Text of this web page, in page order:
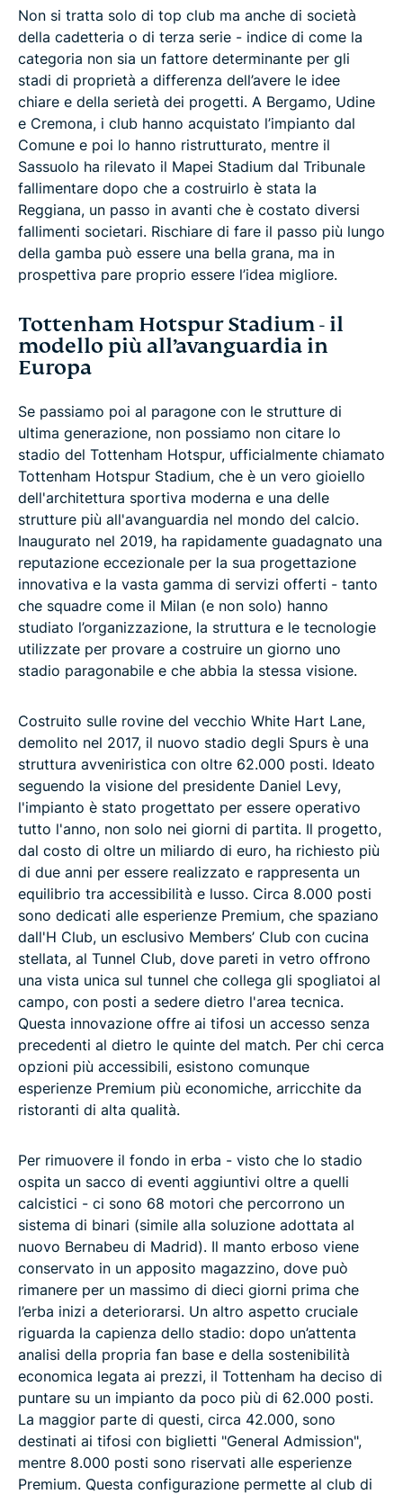
Non si tratta solo di top club ma anche di società
della cadetteria o di terza serie - indice di come la
categoria non sia un fattore determinante per gli
stadi di proprietà a differenza dell’avere le idee
chiare e della serietà dei progetti. A Bergamo, Udine
e Cremona, i club hanno acquistato l’impianto dal
Comune e poi lo hanno ristrutturato, mentre il
Sassuolo ha rilevato il Mapei Stadium dal Tribunale
fallimentare dopo che a costruirlo è stata la
Reggiana, un passo in avanti che è costato diversi
fallimenti societari. Rischiare di fare il passo più lungo
della gamba può essere una bella grana, ma in
prospettiva pare proprio essere l’idea migliore.
Tottenham Hotspur Stadium - il
modello più all’avanguardia in
Europa
Se passiamo poi al paragone con le strutture di
ultima generazione, non possiamo non citare lo
stadio del Tottenham Hotspur, ufficialmente chiamato
Tottenham Hotspur Stadium, che è un vero gioiello
dell'architettura sportiva moderna e una delle
strutture più all'avanguardia nel mondo del calcio.
Inaugurato nel 2019, ha rapidamente guadagnato una
reputazione eccezionale per la sua progettazione
innovativa e la vasta gamma di servizi offerti - tanto
che squadre come il Milan (e non solo) hanno
studiato l’organizzazione, la struttura e le tecnologie
utilizzate per provare a costruire un giorno uno
stadio paragonabile e che abbia la stessa visione.
Costruito sulle rovine del vecchio White Hart Lane,
demolito nel 2017, il nuovo stadio degli Spurs è una
struttura avveniristica con oltre 62.000 posti. Ideato
seguendo la visione del presidente Daniel Levy,
l'impianto è stato progettato per essere operativo
tutto l'anno, non solo nei giorni di partita. Il progetto,
dal costo di oltre un miliardo di euro, ha richiesto più
di due anni per essere realizzato e rappresenta un
equilibrio tra accessibilità e lusso. Circa 8.000 posti
sono dedicati alle esperienze Premium, che spaziano
dall'H Club, un esclusivo Members’ Club con cucina
stellata, al Tunnel Club, dove pareti in vetro offrono
una vista unica sul tunnel che collega gli spogliatoi al
campo, con posti a sedere dietro l'area tecnica.
Questa innovazione offre ai tifosi un accesso senza
precedenti al dietro le quinte del match. Per chi cerca
opzioni più accessibili, esistono comunque
esperienze Premium più economiche, arricchite da
ristoranti di alta qualità.
Per rimuovere il fondo in erba - visto che lo stadio
ospita un sacco di eventi aggiuntivi oltre a quelli
calcistici - ci sono 68 motori che percorrono un
sistema di binari (simile alla soluzione adottata al
nuovo Bernabeu di Madrid). Il manto erboso viene
conservato in un apposito magazzino, dove può
rimanere per un massimo di dieci giorni prima che
l’erba inizi a deteriorarsi. Un altro aspetto cruciale
riguarda la capienza dello stadio: dopo un’attenta
analisi della propria fan base e della sostenibilità
economica legata ai prezzi, il Tottenham ha deciso di
puntare su un impianto da poco più di 62.000 posti.
La maggior parte di questi, circa 42.000, sono
destinati ai tifosi con biglietti "General Admission",
mentre 8.000 posti sono riservati alle esperienze
Premium. Questa configurazione permette al club di